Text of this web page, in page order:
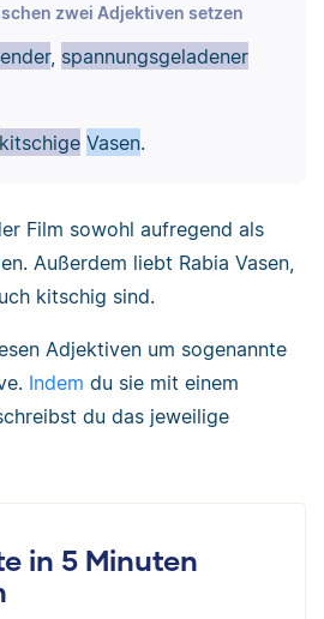
zwei Adjektiven setzen
, spannungsgeladener
kitschige Vasen.
Film sowohl aufregend als
Außerdem liebt Rabia Vasen,
kitschig sind.
Adjektiven um sogenannte
Indem du sie mit einem
du das jeweilige
in 5 Minuten